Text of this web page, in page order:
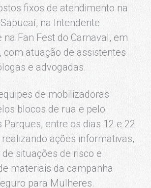
fixos de atendimento na
na Intendente
na Fan Fest do Carnaval, em
com atuação de assistentes
e advogadas.
de mobilizadoras
blocos de rua e pelo
Parques, entre os dias 12 e 22
ações informativas,
situações de risco e
materiais da campanha
para Mulheres.